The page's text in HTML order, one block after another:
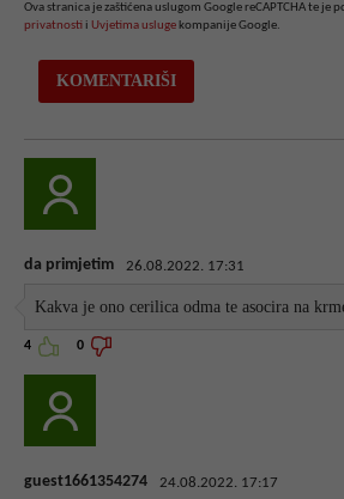
Ova stranica je zaštićena uslugom Google reCAPTCHA te je
privatnosti i Uvjetima uslugekompanije Google.
da primjetim 26.08.2022. 17:31
Kakva je ono cerilica odma te asocira na
4 0
guest1661354274 24.08.2022. 17:17